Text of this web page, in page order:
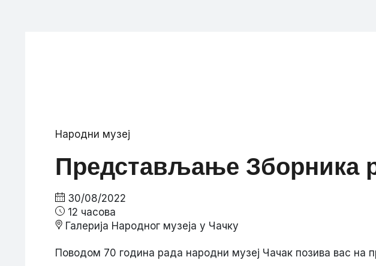
Народни музеј
Представљање Зборника
30/08/2022
12 часова
Галерија Народног музеја у Чачку
Поводом 70 година рада народни музеј Чачак позива вас на